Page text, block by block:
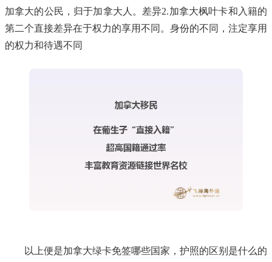
加拿大的公民，归于加拿大人。差异2.加拿大枫叶卡和入籍的
第二个直接差异在于权力的享用不同。身份的不同，注定享用
的权力和待遇不同
以上便是加拿大绿卡免签哪些国家，护照的区别是什么的